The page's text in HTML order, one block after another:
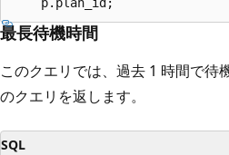
最長待機時間
このクエリでは、過去 1 時間で待
のクエリを返します。
SQL